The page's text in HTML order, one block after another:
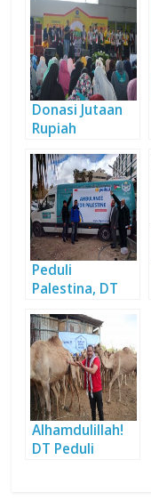
Donasi Jutaan
Rupiah
Konser Amal
Palestina
Peduli
Palestina, DT
Ambulan untuk
Rakyat
Palestina
Alhamdulillah!
DT Peduli